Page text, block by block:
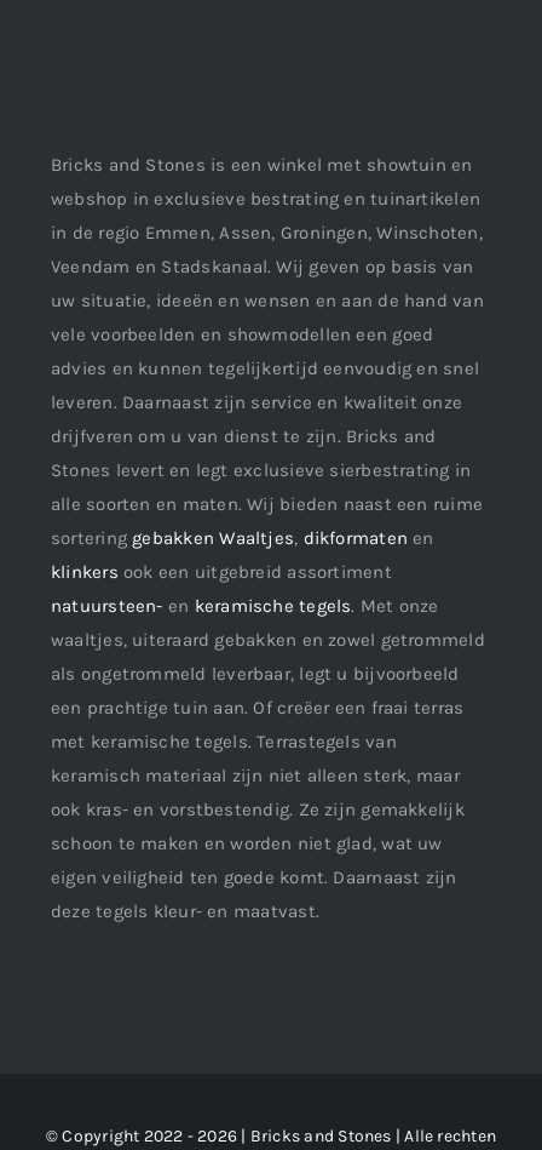
Bricks and Stones is een winkel met showtuin en
webshop in exclusieve bestrating en tuinartikelen
in de regio Emmen, Assen, Groningen, Winschoten,
Veendam en Stadskanaal. Wij geven op basis van
uw situatie, ideeën en wensen en aan de hand van
vele voorbeelden en showmodellen een goed
advies en kunnen tegelijkertijd eenvoudig en snel
leveren. Daarnaast zijn service en kwaliteit onze
drijfveren om u van dienst te zijn. Bricks and
Stones levert en legt exclusieve sierbestrating in
alle soorten en maten. Wij bieden naast een ruime
sortering gebakken Waaltjes, dikformaten en
klinkers ook een uitgebreid assortiment
natuursteen- en keramische tegels. Met onze
waaltjes, uiteraard gebakken en zowel getrommeld
als ongetrommeld leverbaar, legt u bijvoorbeeld
een prachtige tuin aan. Of creëer een fraai terras
met keramische tegels. Terrastegels van
keramisch materiaal zijn niet alleen sterk, maar
ook kras- en vorstbestendig. Ze zijn gemakkelijk
schoon te maken en worden niet glad, wat uw
eigen veiligheid ten goede komt. Daarnaast zijn
deze tegels kleur- en maatvast.
© Copyright 2022 - 2026 | Bricks and Stones | Alle rechten